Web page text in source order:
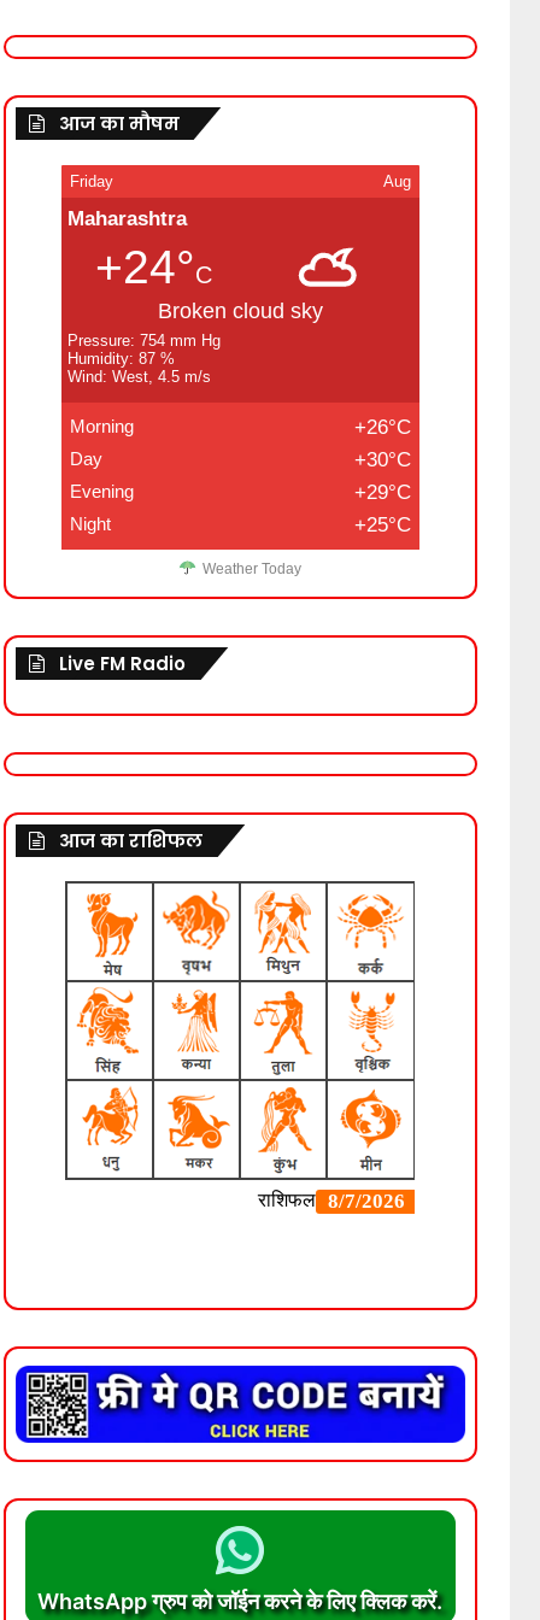
आज का मौषम
Friday Aug
Maharashtra
+24°C
Broken cloud sky
Pressure: 754 mm Hg
Humidity: 87 %
Wind: West, 4.5 m/s
Morning +26°C
Day +30°C
Evening +29°C
Night +25°C
Weather Today
Live FM Radio
आज का राशिफल
WhatsApp ग्रुप को जॉईन करने के लिए क्लिक करें.